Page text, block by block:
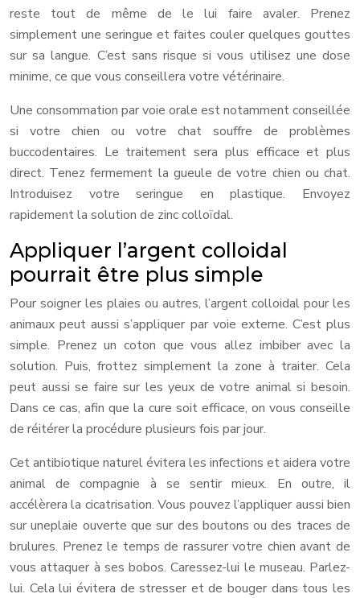
reste tout de même de le lui faire avaler. Prenez
simplement une seringue et faites couler quelques gouttes
sur sa langue. C’est sans risque si vous utilisez une dose
minime, ce que vous conseillera votre vétérinaire.
Une consommation par voie orale est notamment conseillée
si votre chien ou votre chat souffre de problèmes
buccodentaires. Le traitement sera plus efficace et plus
direct. Tenez fermement la gueule de votre chien ou chat.
Introduisez votre seringue en plastique. Envoyez
rapidement la solution de zinc colloïdal.
Appliquer l’argent colloidal
pourrait être plus simple
Pour soigner les plaies ou autres, l’argent colloidal pour les
animaux peut aussi s’appliquer par voie externe. C’est plus
simple. Prenez un coton que vous allez imbiber avec la
solution. Puis, frottez simplement la zone à traiter. Cela
peut aussi se faire sur les yeux de votre animal si besoin.
Dans ce cas, afin que la cure soit efficace, on vous conseille
de réitérer la procédure plusieurs fois par jour.
Cet antibiotique naturel évitera les infections et aidera votre
animal de compagnie à se sentir mieux. En outre, il
accélèrera la cicatrisation. Vous pouvez l’appliquer aussi bien
sur uneplaie ouverte que sur des boutons ou des traces de
brulures. Prenez le temps de rassurer votre chien avant de
vous attaquer à ses bobos. Caressez-lui le museau. Parlez-
lui. Cela lui évitera de stresser et de bouger dans tous les